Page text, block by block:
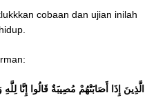
cobaan dan ujian inilah
الَّذِينَ إِذَا أَصَابَتْهُمْ مُصِيبَةٌ قَالُوا إِنَّا لِلَّهِ